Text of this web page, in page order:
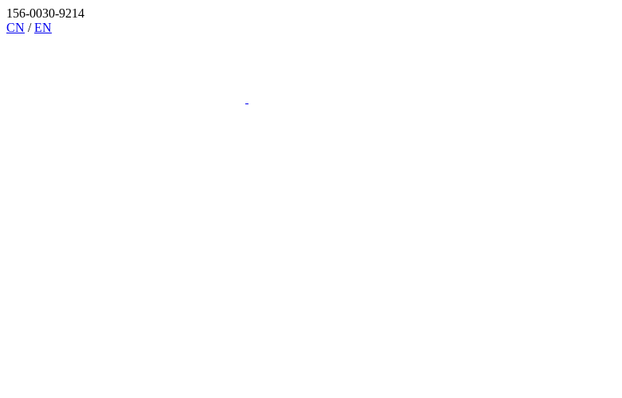
156-0030-9214
CN /EN